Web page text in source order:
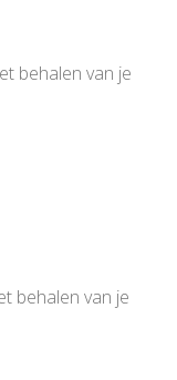
behalen van je
behalen van je